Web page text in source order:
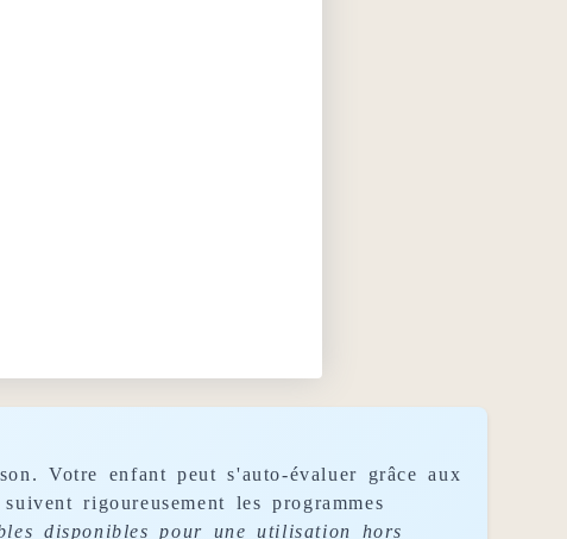
Votre enfant peut s'auto-évaluer grâce aux
rigoureusement les programmes
disponibles pour une utilisation hors